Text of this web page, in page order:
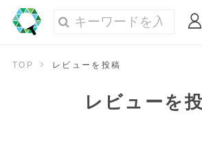
TOP レビューを投稿
レビューを